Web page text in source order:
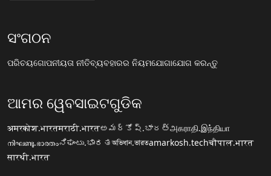
ସଂଗଠନ
ପରିଚୟଗୋପନୀୟତା ନୀତିବ୍ୟବହାରର ନିୟମଯୋଗାଯୋଗ କରନ୍ତୁ
ଆମର ୱେବସାଇଟଗୁଡିକ
अमरकोश.भारतमराठी.भारतఅమర్కోష్.భారత్அகராதி.இந்தியா
നിഘണ്ടു.ഭാരതംನಿಘಂಟು.ಭಾರತঅভিধান.ভারতamarkosh.techचौपाल.भारत
सारथी.भारत